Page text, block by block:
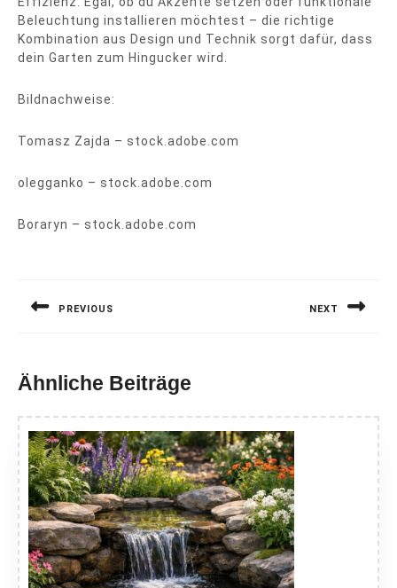
Beleuchtung installieren möchtest – die richtige
Kombination aus Design und Technik sorgt dafür, dass
dein Garten zum Hingucker wird.
Bildnachweise:
Tomasz Zajda – stock.adobe.com
olegganko – stock.adobe.com
Boraryn – stock.adobe.com
PREVIOUS NEXT
Ähnliche Beiträge